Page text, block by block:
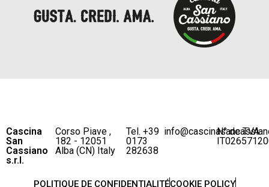
Cascina
San
Cassiano
s.r.l.
Corso Piave ,
182 - 12051
Alba (CN) Italy
Tel. +39
0173
282638
N° de TVA
POLITIQUE DE CONFIDENTIALITÉCOOKIE POLICY